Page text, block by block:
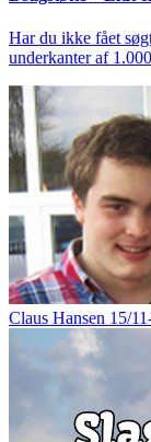
Har du ikke fået
underkanter af
Claus Hansen 15/